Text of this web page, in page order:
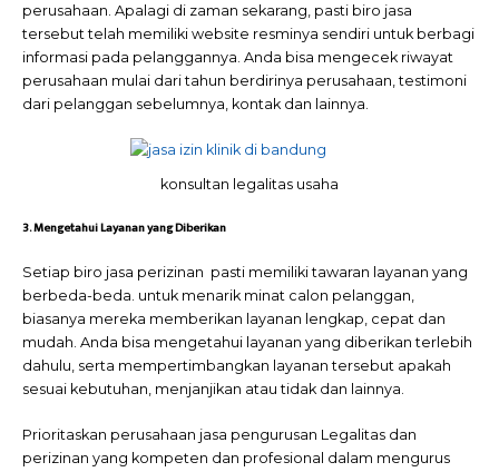
perusahaan. Apalagi di zaman sekarang, pasti biro jasa
tersebut telah memiliki website resminya sendiri untuk berbagi
informasi pada pelanggannya. Anda bisa mengecek riwayat
perusahaan mulai dari tahun berdirinya perusahaan, testimoni
dari pelanggan sebelumnya, kontak dan lainnya.
konsultan legalitas usaha
3. Mengetahui Layanan yang Diberikan
Setiap biro jasa perizinan pasti memiliki tawaran layanan yang
berbeda-beda. untuk menarik minat calon pelanggan,
biasanya mereka memberikan layanan lengkap, cepat dan
mudah. Anda bisa mengetahui layanan yang diberikan terlebih
dahulu, serta mempertimbangkan layanan tersebut apakah
sesuai kebutuhan, menjanjikan atau tidak dan lainnya.
Prioritaskan perusahaan jasa pengurusan Legalitas dan
perizinan yang kompeten dan profesional dalam mengurus